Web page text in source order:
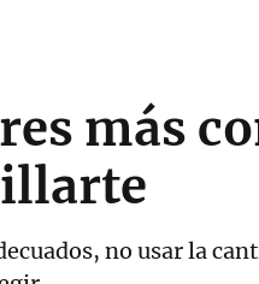
más
no usar la